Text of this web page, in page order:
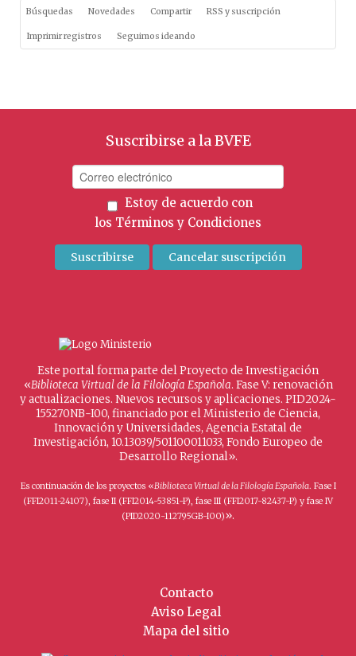
Búsquedas Novedades Compartir RSS y suscripción
Imprimir registros Seguimos ideando
Suscribirse a la BVFE
Estoy de acuerdo con
los Términos y Condiciones
Este portal forma parte del Proyecto de Investigación
«Biblioteca Virtual de la Filología Española. Fase V: renovación
y actualizaciones. Nuevos recursos y aplicaciones. PID2024-
155270NB-I00, financiado por el Ministerio de Ciencia,
Innovación y Universidades, Agencia Estatal de
Investigación, 10.13039/501100011033, Fondo Europeo de
Desarrollo Regional».
Es continuación de los proyectos «Biblioteca Virtual de la Filología Española. Fase I
(FFI2011-24107), fase II (FFI2014-53851-P), fase III (FFI2017-82437-P) y fase IV
(PID2020-112795GB-I00)».
Contacto
Aviso Legal
Mapa del sitio